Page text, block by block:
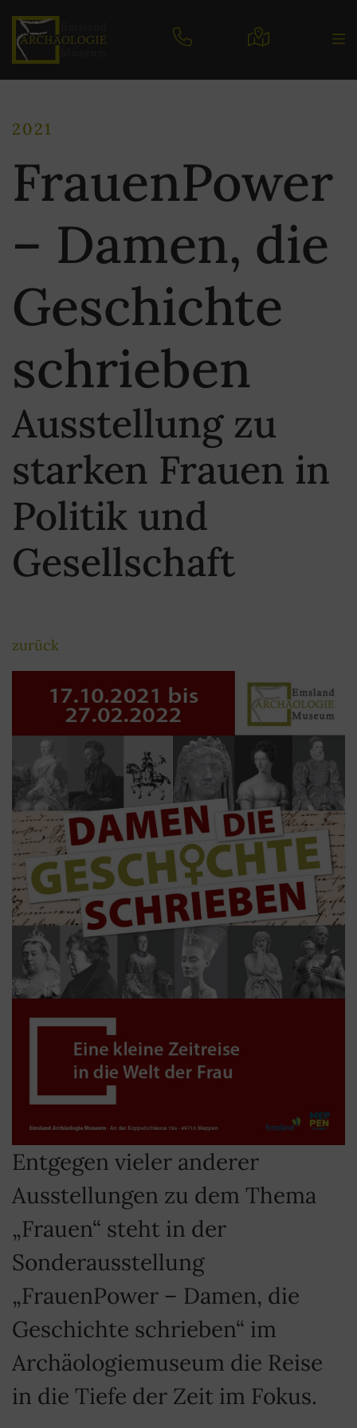
2021
FrauenPower
– Damen, die
Geschichte
schrieben
Ausstellung zu
starken Frauen in
Politik und
Gesellschaft
zurück
Entgegen vieler anderer
Ausstellungen zu dem Thema
„Frauen“ steht in der
Sonderausstellung
„FrauenPower – Damen, die
Geschichte schrieben“ im
Archäologiemuseum die Reise
in die Tiefe der Zeit im Fokus.